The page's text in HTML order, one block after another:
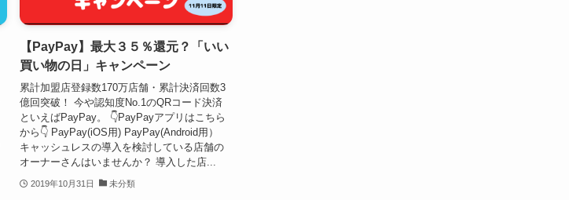
【PayPay】最大３５％還元？「いい
買い物の日」キャンペーン
累計加盟店登録数170万店舗・累計決済回数3
億回突破！ 今や認知度No.1のQRコード決済
といえばPayPay。 👇PayPayアプリはこちら
から👇 PayPay(iOS用) PayPay(Android用）
キャッシュレスの導入を検討している店舗の
オーナーさんはいませんか？ 導入した店...
2019年10月31日 未分類